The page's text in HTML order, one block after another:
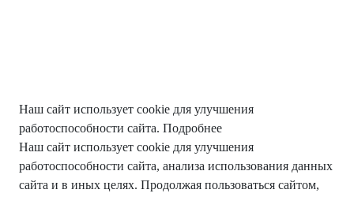
Наш сайт использует cookie для улучшения
работоспособности сайта. Подробнее
Наш сайт использует cookie для улучшения
работоспособности сайта, анализа использования данных
сайта и в иных целях. Продолжая пользоваться сайтом,